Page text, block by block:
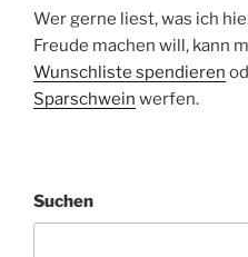
Wer gerne liest, was ich
Freude machen will, kann
Wunschliste spendieren
Sparschwein werfen.
Suchen